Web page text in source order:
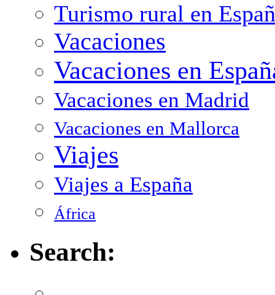
Turismo rural en
Vacaciones
Vacaciones en
Vacaciones en Madrid
Vacaciones en Mallorca
Viajes
Viajes a España
África
Search: